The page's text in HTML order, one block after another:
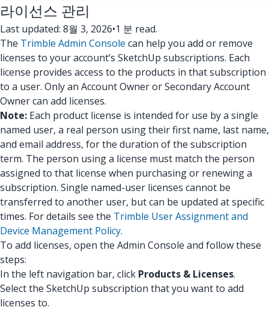
라이선스 관리
Last updated: 8월 3, 2026•1 분 read.
The Trimble Admin Console can help you add or remove
licenses to your account’s SketchUp subscriptions. Each
license provides access to the products in that subscription
to a user. Only an Account Owner or Secondary Account
Owner can add licenses.
Note: Each product license is intended for use by a single
named user, a real person using their first name, last name,
and email address, for the duration of the subscription
term. The person using a license must match the person
assigned to that license when purchasing or renewing a
subscription. Single named-user licenses cannot be
transferred to another user, but can be updated at specific
times. For details see the Trimble User Assignment and
Device Management Policy.
To add licenses, open the Admin Console and follow these
steps:
In the left navigation bar, click Products & Licenses.
Select the SketchUp subscription that you want to add
licenses to.